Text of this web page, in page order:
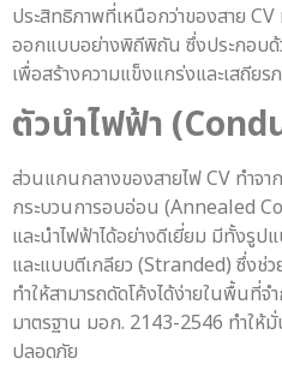
ประสิทธิภาพที่เหนือกว่าของสาย CV
ออกแบบอย่างพิถีพิถัน ซึ่งประกอบ
เพื่อสร้างความแข็งแกร่งและเสถีย
ตัวนำไฟฟ้า
ส่วนแกนกลางของสายไฟ CV ทำจ
กระบวนการอบอ่อน (Annealed
และนำไฟฟ้าได้อย่างดีเยี่ยม มีทั้งรูป
และแบบตีเกลียว (Stranded) ซึ่งช่
ทำให้สามารถดัดโค้งได้ง่ายในพื้นที่จ
มาตรฐาน มอก. 2143-2546 ทำให้
ปลอดภัย